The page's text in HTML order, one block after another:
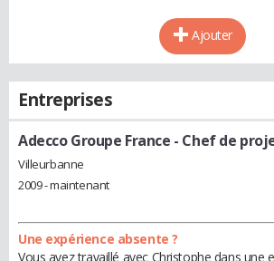
Ajouter
Entreprises
Adecco Groupe France - Chef de
Villeurbanne
2009 - maintenant
Une expérience absente ?
Vous avez travaillé avec Christophe dans une